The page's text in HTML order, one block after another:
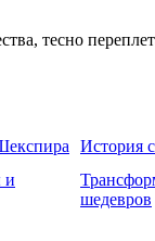
тесно
История
и
шедевров